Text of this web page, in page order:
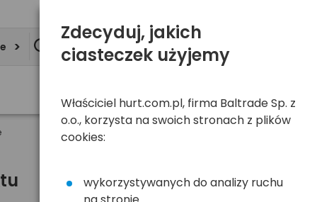
Zdecyduj, jakich
ciasteczek użyjemy
Właściciel hurt.com.pl, firma Baltrade Sp. z
o.o., korzysta na swoich stronach z plików
cookies:
wykorzystywanych do analizy ruchu